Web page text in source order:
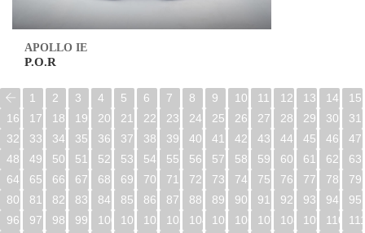
APOLLO IE
P.O.R
1 2 3 4 5 6 7 8 9 10 11 12 13 14
15
16
17 18 19 20 21 22 23 24 25 26 27 28 29 30
31
32
33 34 35 36 37 38 39 40 41 42 43 44 45 46
47
48
49 50 51 52 53 54 55 56 57 58 59 60 61 62
63
64
65 66 67 68 69 70 71 72 73 74 75 76 77 78
79
80
81 82 83 84 85 86 87 88 89 90 91 92 93 94
95
96
97 98 99 100 101 102 103 104 105 106 107 108 109 110